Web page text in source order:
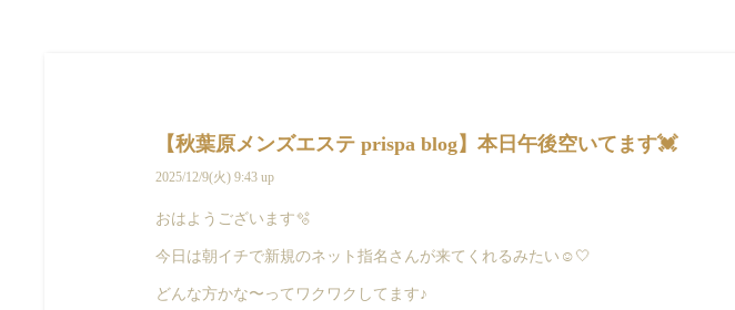
【秋葉原メンズエステ prispa blog】️本日午後空いてます💓
2025/12/9(火) 9:43 up
おはようございます🫧
今日は朝イチで新規のネット指名さんが来てくれるみたい☺️🤍
どんな方かな〜ってワクワクしてます♪